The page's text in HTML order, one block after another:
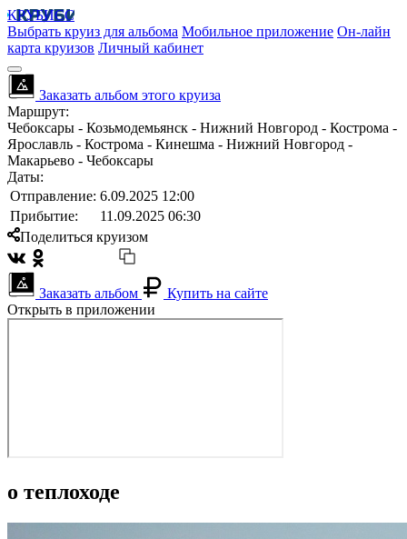
КРУБИСС
Выбрать круиз для альбома Мобильное приложение Он-лайн
карта круизов Личный кабинет
Заказать альбом этого круиза
Маршрут:
Чебоксары - Козьмодемьянск - Нижний Новгород - Кострома -
Ярославль - Кострома - Кинешма - Нижний Новгород -
Макарьево - Чебоксары
Даты:
Отправление: 6.09.2025 12:00
Прибытие:
11.09.2025 06:30
Поделиться круизом
Заказать альбом
Купить на сайте
Открыть в приложении
о теплоходе